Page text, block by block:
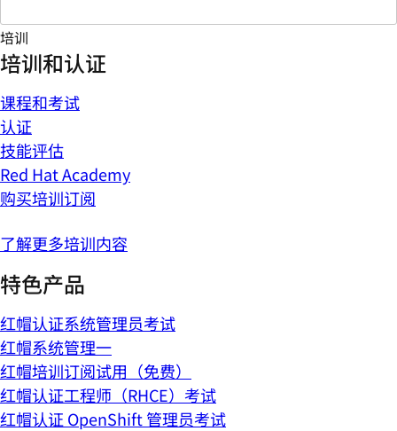
培训
培训和认证
课程和考试
认证
技能评估
Red Hat Academy
购买培训订阅
了解更多培训内容
特色产品
红帽认证系统管理员考试
红帽系统管理一
红帽培训订阅试用（免费）
红帽认证工程师（RHCE）考试
红帽认证 OpenShift 管理员考试